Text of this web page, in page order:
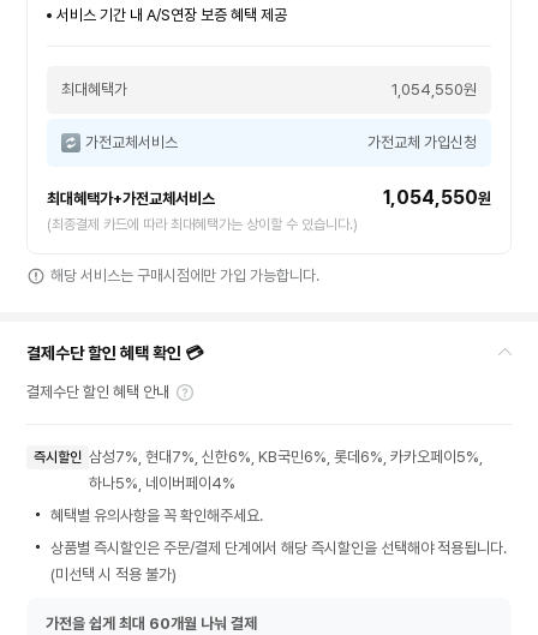
서비스 기간 내 A/S연장 보증 혜택 제공
최대혜택가 1,054,550원
가전교체서비스 가전교체 가입신청
최대혜택가+가전교체서비스 1,054,550원
(최종결제 카드에 따라 최대혜택가는 상이할 수 있습니다.)
해당 서비스는 구매시점에만 가입 가능합니다.
결제수단 할인 혜택 확인 💳
결제수단 할인 혜택 안내
즉시할인 삼성7%, 현대7%, 신한6%, KB국민6%, 롯데6%, 카카오페이5%,
하나5%, 네이버페이4%
혜택별 유의사항을 꼭 확인해주세요.
상품별 즉시할인은 주문/결제 단계에서 해당 즉시할인을 선택해야 적용됩니다.
(미선택 시 적용 불가)
가전을 쉽게 최대 60개월 나눠 결제